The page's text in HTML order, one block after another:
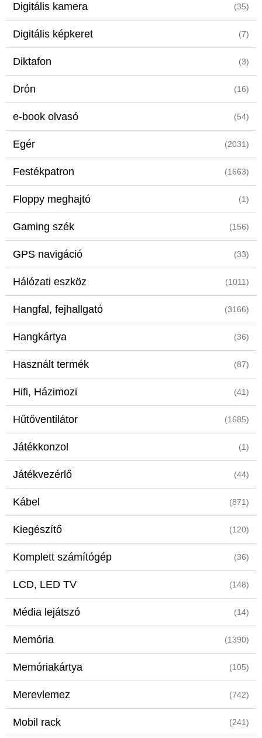
Digitális kamera (35)
Digitális képkeret (7)
Diktafon (3)
Drón (16)
e-book olvasó (54)
Egér (2031)
Festékpatron (1663)
Floppy meghajtó (1)
Gaming szék (156)
GPS navigáció (33)
Hálózati eszköz (1011)
Hangfal, fejhallgató (3166)
Hangkártya (36)
Használt termék (87)
Hifi, Házimozi (41)
Hűtőventilátor (1685)
Játékkonzol (1)
Játékvezérlő (44)
Kábel (871)
Kiegészítő (120)
Komplett számítógép (36)
LCD, LED TV (148)
Média lejátszó (14)
Memória (1390)
Memóriakártya (105)
Merevlemez (742)
Mobil rack (241)